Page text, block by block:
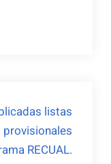
listas
provisionales
RECUAL.